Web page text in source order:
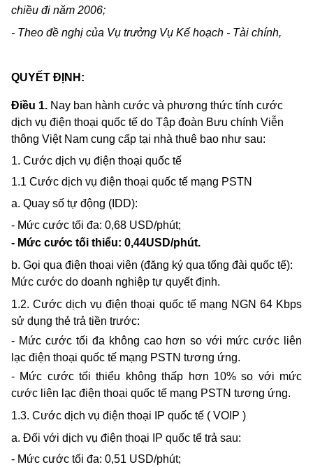
chiều đi năm 2006;
- Theo đề nghị của Vụ trưởng Vụ Kế hoạch - Tài chính,
QUYẾT ĐỊNH:
Điều 1. Nay ban hành cước và phương thức tính cước
dịch vụ điện thoại quốc tế do Tập đoàn Bưu chính Viễn
thông Việt Nam cung cấp tại nhà thuê bao như sau:
1. Cước dịch vụ điện thoại quốc tế
1.1 Cước dịch vụ điện thoại quốc tế mạng PSTN
a. Quay số tự động (IDD):
- Mức cước tối đa: 0,68 USD/phút;
- Mức cước tối thiểu: 0,44USD/phút.
b. Gọi qua điện thoại viên (đăng ký qua tổng đài quốc tế):
Mức cước do doanh nghiệp tự quyết định.
1.2. Cước dịch vụ điện thoại quốc tế mạng NGN 64 Kbps
sử dụng thẻ trả tiền trước:
- Mức cước tối đa không cao hơn so với mức cước liên
lạc điện thoại quốc tế mạng PSTN tương ứng.
- Mức cước tối thiểu không thấp hơn 10% so với mức
cước liên lạc điện thoại quốc tế mạng PSTN tương ứng.
1.3. Cước dịch vụ điện thoại IP quốc tế ( VOIP )
a. Đối với dịch vụ điện thoại IP quốc tế trả sau:
- Mức cước tối đa: 0,51 USD/phút;